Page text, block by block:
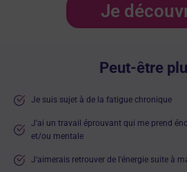
Je
Peut-être
Je suis sujet à de la fatigue chronique
J'ai un travail éprouvant qui me prend
et/ou mentale
J'aimerais retrouver de l'énergie suite à